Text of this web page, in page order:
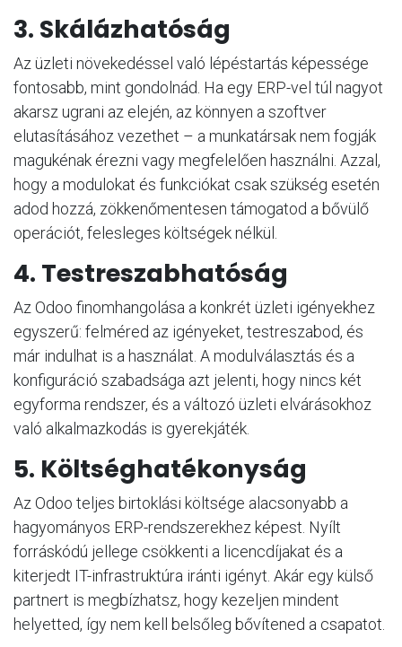
3. Skálázhatóság
Az üzleti növekedéssel való lépéstartás képessége
fontosabb, mint gondolnád. Ha egy ERP-vel túl nagyot
akarsz ugrani az elején, az könnyen a szoftver
elutasításához vezethet – a munkatársak nem fogják
magukénak érezni vagy megfelelően használni. Azzal,
hogy a modulokat és funkciókat csak szükség esetén
adod hozzá, zökkenőmentesen támogatod a bővülő
operációt, felesleges költségek nélkül.
4. Testreszabhatóság
Az Odoo finomhangolása a konkrét üzleti igényekhez
egyszerű: felméred az igényeket, testreszabod, és
már indulhat is a használat. A modulválasztás és a
konfiguráció szabadsága azt jelenti, hogy nincs két
egyforma rendszer, és a változó üzleti elvárásokhoz
való alkalmazkodás is gyerekjáték.
5. Költséghatékonyság
Az Odoo teljes birtoklási költsége alacsonyabb a
hagyományos ERP-rendszerekhez képest. Nyílt
forráskódú jellege csökkenti a licencdíjakat és a
kiterjedt IT-infrastruktúra iránti igényt. Akár egy külső
partnert is megbízhatsz, hogy kezeljen mindent
helyetted, így nem kell belsőleg bővítened a csapatot.